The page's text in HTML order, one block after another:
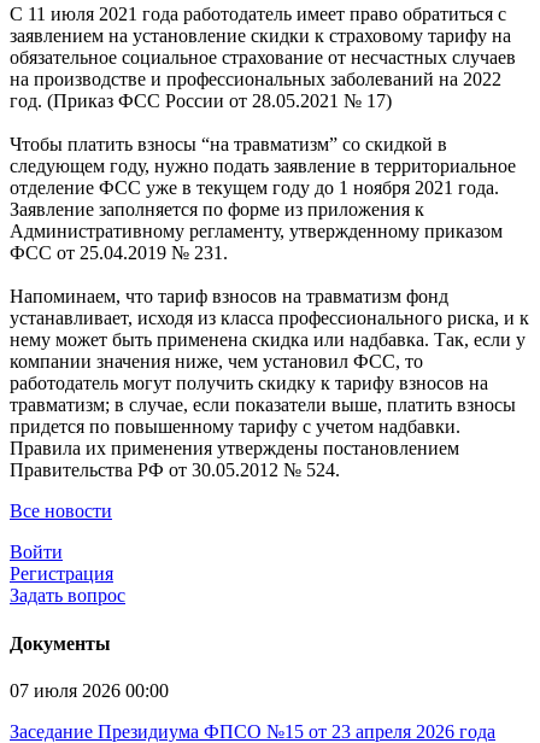
С 11 июля 2021 года работодатель имеет право обратиться с
заявлением на установление скидки к страховому тарифу на
обязательное социальное страхование от несчастных случаев
на производстве и профессиональных заболеваний на 2022
год. (Приказ ФСС России от 28.05.2021 № 17)
Чтобы платить взносы “на травматизм” со скидкой в
следующем году, нужно подать заявление в территориальное
отделение ФСС уже в текущем году до 1 ноября 2021 года.
Заявление заполняется по форме из приложения к
Административному регламенту, утвержденному приказом
ФСС от 25.04.2019 № 231.
Напоминаем, что тариф взносов на травматизм фонд
устанавливает, исходя из класса профессионального риска, и к
нему может быть применена скидка или надбавка. Так, если у
компании значения ниже, чем установил ФСС, то
работодатель могут получить скидку к тарифу взносов на
травматизм; в случае, если показатели выше, платить взносы
придется по повышенному тарифу с учетом надбавки.
Правила их применения утверждены постановлением
Правительства РФ от 30.05.2012 № 524.
Все новости
Войти
Регистрация
Задать вопрос
Документы
07 июля 2026 00:00
Заседание Президиума ФПСО №15 от 23 апреля 2026 года